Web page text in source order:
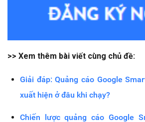
>> Xem thêm bài viết cùng chủ đề:
Giải đáp: Quảng cáo Google
xuất hiện ở đâu khi chạy?
Chiến lược quảng cáo Google